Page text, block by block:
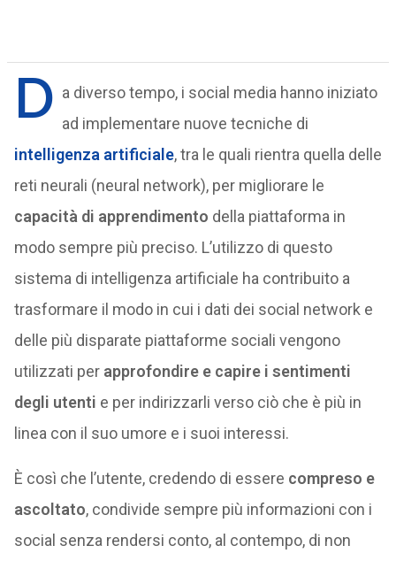
D a diverso tempo, i social media hanno iniziato
ad implementare nuove tecniche di
intelligenza artificiale, tra le quali rientra quella delle
reti neurali (neural network), per migliorare le
capacità di apprendimento della piattaforma in
modo sempre più preciso. L’utilizzo di questo
sistema di intelligenza artificiale ha contribuito a
trasformare il modo in cui i dati dei social network e
delle più disparate piattaforme sociali vengono
utilizzati per approfondire e capire i sentimenti
degli utenti e per indirizzarli verso ciò che è più in
linea con il suo umore e i suoi interessi.
È così che l’utente, credendo di essere compreso e
ascoltato, condivide sempre più informazioni con i
social senza rendersi conto, al contempo, di non